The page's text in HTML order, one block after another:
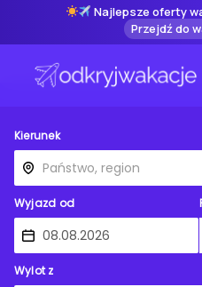
Najlepsze oferty
Przejdź do
Kierunek
Wyjazd od
Wylot z